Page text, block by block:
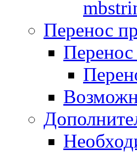
Перенос